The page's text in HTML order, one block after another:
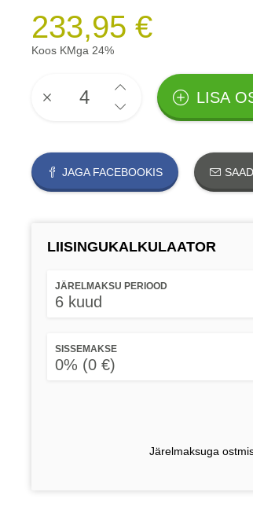
233,95 €
Koos KMga 24%
LISA
JAGA FACEBOOKIS
LIISINGUKALKULAATOR
JÄRELMAKSU PERIOOD
6 kuud
SISSEMAKSE
0% (0 €)
Järelmaksuga